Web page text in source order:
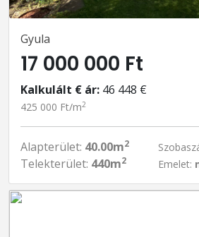
Gyula
17 000 000 Ft
Kalkulált € ár: 46 448 €
425 000 Ft/m2
Alapterület: 40.00m2
Telekterület: 440m2
Emelet: